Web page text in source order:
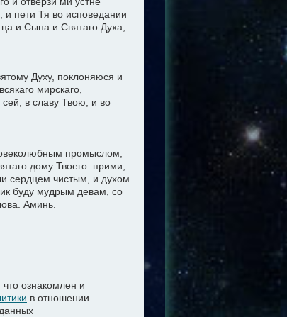
и пети Тя во исповедании
и Сына и Святаго Духа,
Духу, поклоняюся и
мирскаго,
сей, в славу Твою, и во
промыслом,
дому Твоего: прими,
сердцем чистым, и духом
буду мудрым девам, со
Аминь.
ознакомлен и
в отношении